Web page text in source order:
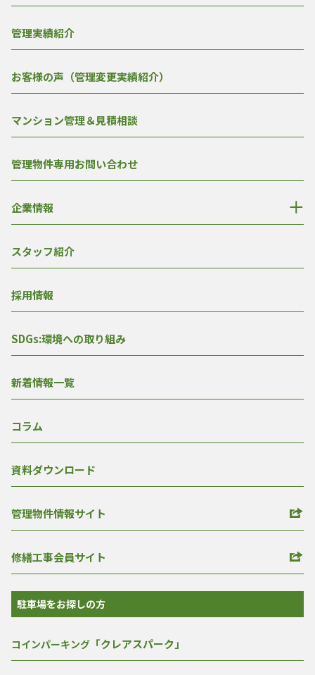
管理実績紹介
お客様の声（管理変更実績紹介）
マンション管理＆見積相談
管理物件専用お問い合わせ
企業情報
スタッフ紹介
採用情報
SDGs:環境への取り組み
新着情報一覧
コラム
資料ダウンロード
管理物件情報サイト
修繕工事会員サイト
駐車場をお探しの方
コインパーキング 「クレアスパーク」